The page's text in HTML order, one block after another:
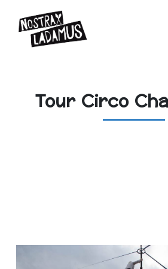
Tour Circo